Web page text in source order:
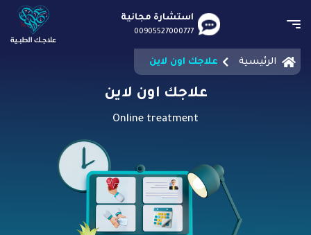
استشارة مجانية
00905527000777
الرئيسية علاجك اون لاين
علاجك اون لاين
Online treatment